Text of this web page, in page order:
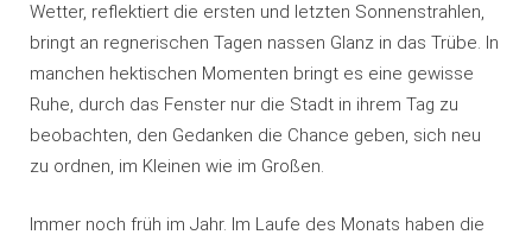
Wetter, reflektiert die ersten und letzten Sonnenstrahlen,
bringt an regnerischen Tagen nassen Glanz in das Trübe. In
manchen hektischen Momenten bringt es eine gewisse
Ruhe, durch das Fenster nur die Stadt in ihrem Tag zu
beobachten, den Gedanken die Chance geben, sich neu
zu ordnen, im Kleinen wie im Großen.
Immer noch früh im Jahr. Im Laufe des Monats haben die